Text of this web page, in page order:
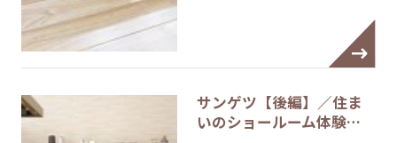
サンゲツ【後編】／住ま
いのショールーム体験…